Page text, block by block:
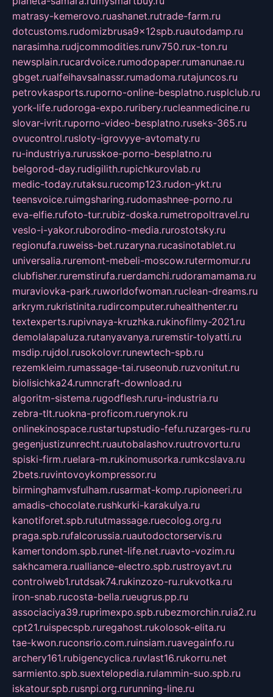
matrasy-kemerovo.ruashanet.rutrade-farm.ru
dotcustoms.rudomizbrusa9x12spb.ruautodamp.ru
narasimha.rudjcommodities.runv750.rux-ton.ru
newsplain.rucardvoice.rumodopaper.rumanunae.ru
gbget.rualfeihavsalnassr.rumadoma.rutajuncos.ru
petrovkasports.ruporno-online-besplatno.rusplclub.ru
york-life.rudoroga-expo.ruribery.rucleanmedicine.ru
slovar-ivrit.ruporno-video-besplatno.ruseks-365.ru
ovucontrol.rusloty-igrovyye-avtomaty.ru
ru-industriya.rurusskoe-porno-besplatno.ru
belgorod-day.rudigilith.rupichkurovlab.ru
medic-today.rutaksu.rucomp123.rudon-ykt.ru
teensvoice.ruimgsharing.rudomashnee-porno.ru
eva-elfie.rufoto-tur.rubiz-doska.rumetropoltravel.ru
veslo-i-yakor.ruborodino-media.rurostotsky.ru
regionufa.ruweiss-bet.ruzaryna.rucasinotablet.ru
universalia.ruremont-mebeli-moscow.rutermomur.ru
clubfisher.ruremstirufa.ruerdamchi.rudoramamama.ru
muraviovka-park.ruworldofwoman.ruclean-dreams.ru
arkrym.rukristinita.rudircomputer.ruhealthenter.ru
textexperts.rupivnaya-kruzhka.rukinofilmy-2021.ru
demolalapaluza.rutanyavanya.ruremstir-tolyatti.ru
msdip.rujdol.rusokolovr.runewtech-spb.ru
rezemkleim.rumassage-tai.ruseonub.ruzvonitut.ru
biolisichka24.rumncraft-download.ru
algoritm-sistema.rugodflesh.ruru-industria.ru
zebra-tlt.ruokna-proficom.ruerynok.ru
onlinekinospace.rustartupstudio-fefu.ruzarges-ru.ru
gegenjustizunrecht.ruautobalashov.ruutrovortu.ru
spiski-firm.ruelara-m.rukinomusorka.rumkcslava.ru
2bets.ruvintovoykompressor.ru
birminghamvsfulham.rusarmat-komp.rupioneeri.ru
amadis-chocolate.rushkurki-karakulya.ru
kanotiforet.spb.rututmassage.ruecolog.org.ru
praga.spb.rufalcorussia.ruautodoctorservis.ru
kamertondom.spb.runet-life.net.ruavto-vozim.ru
sakhcamera.rualliance-electro.spb.rustroyavt.ru
controlweb1.rutdsak74.rukinzozo-ru.rukvotka.ru
iron-snab.rucosta-bella.rueugrus.pp.ru
associaciya39.ruprimexpo.spb.rubezmorchin.ruia2.ru
cpt21.ruispecspb.ruregahost.rukolosok-elita.ru
tae-kwon.ruconsrio.com.ruinsiam.ruavegainfo.ru
archery161.rubigencyclica.ruvlast16.rukorru.net
sarmiento.spb.suextelopedia.rulammin-suo.spb.ru
iskatour.spb.rusnpi.org.rurunning-line.ru